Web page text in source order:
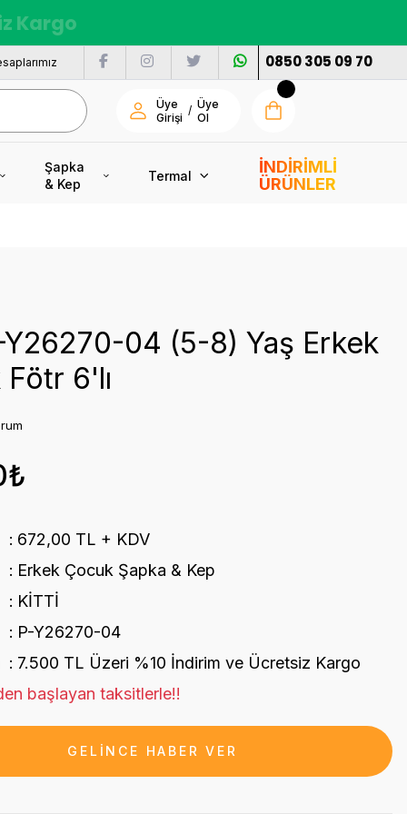
Kargo
0850 305 09 70
Üye
Girişi
/ Üye
Ol
Şapka
& Kep
Termal
İNDİRİMLİ
ÜRÜNLER
04 (5-8) Yaş Erkek
6'lı
672,00 TL + KDV
Erkek Çocuk Şapka & Kep
KİTTİ
P-Y26270-04
7.500 TL Üzeri %10 İndirim ve Ücretsiz Kargo
başlayan taksitlerle!!
GELİNCE HABER VER